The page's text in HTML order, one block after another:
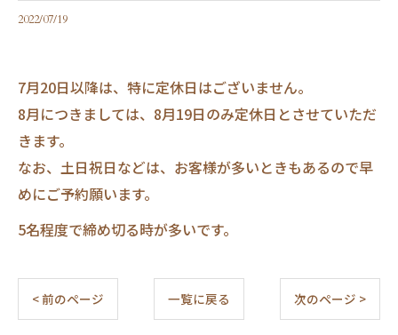
2022/07/19
7月20日以降は、特に定休日はございません。
8月につきましては、8月19日のみ定休日とさせていただ
きます。
なお、土日祝日などは、お客様が多いときもあるので早
めにご予約願います。
5名程度で締め切る時が多いです。
< 前のページ 一覧に戻る 次のページ >